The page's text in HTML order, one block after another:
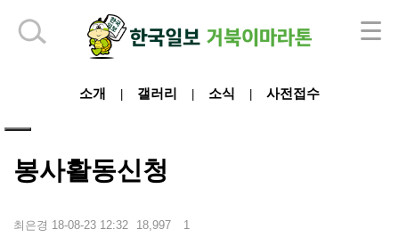
소개 갤러리 소식 사전접수
봉사활동신청
최은경 18-08-23 12:32 18,997 1
하단 영역